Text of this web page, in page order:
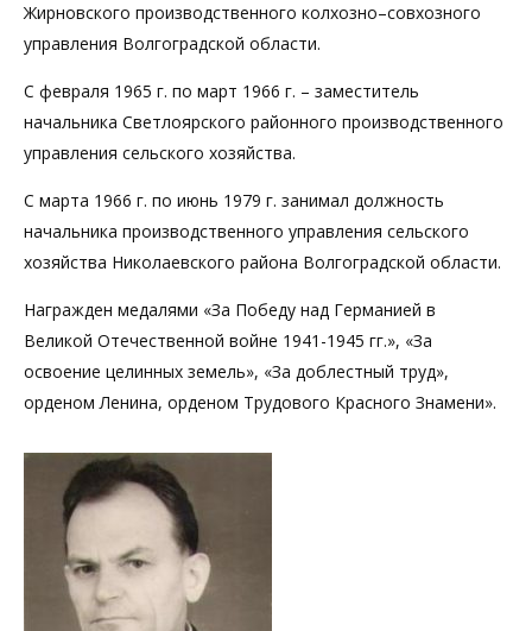
Жирновского производственного колхозно–совхозного
управления Волгоградской области.
С февраля 1965 г. по март 1966 г. – заместитель
начальника Светлоярского районного производственного
управления сельского хозяйства.
С марта 1966 г. по июнь 1979 г. занимал должность
начальника производственного управления сельского
хозяйства Николаевского района Волгоградской области.
Награжден медалями «За Победу над Германией в
Великой Отечественной войне 1941-1945 гг.», «За
освоение целинных земель», «За доблестный труд»,
орденом Ленина, орденом Трудового Красного Знамени».